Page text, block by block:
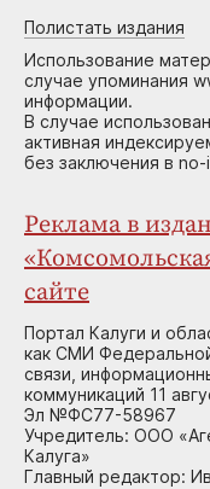
Полистать издания
Использование
случае упоминания
информации.
В случае
активная
без заключения в
Реклама в
сайте
Портал Калуги и
как СМИ
связи,
коммуникаций 11
Эл №ФС77-58967
Учредитель: ООО
Калуга»
Главный редактор: